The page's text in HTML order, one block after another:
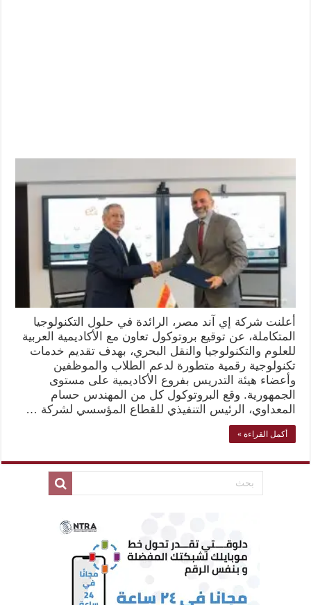
أعلنت شركة إي آند مصر، الرائدة في حلول التكنولوجيا
المتكاملة، عن توقيع بروتوكول تعاون مع الأكاديمية العربية
للعلوم والتكنولوجيا والنقل البحري، بهدف تقديم خدمات
تكنولوجية رقمية متطورة لدعم الطلاب والموظفين
وأعضاء هيئة التدريس بفروع الأكاديمية على مستوى
الجمهورية. وقع البروتوكول كل من المهندس حسام
المعداوي، الرئيس التنفيذي للقطاع المؤسسي لشركة …
أكمل القراءة »